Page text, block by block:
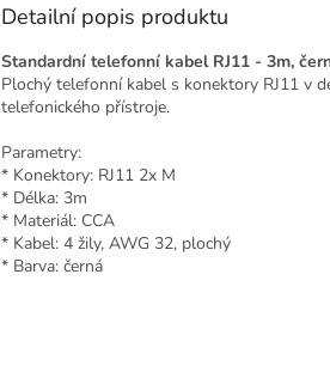
Detailní popis produktu
Standardní telefonní kabel RJ11 - 3m,
Plochý telefonní kabel s konektory RJ11 v
telefonického přístroje.
Parametry:
* Konektory: RJ11 2x M
* Délka: 3m
* Materiál: CCA
* Kabel: 4 žily, AWG 32, plochý
* Barva: černá